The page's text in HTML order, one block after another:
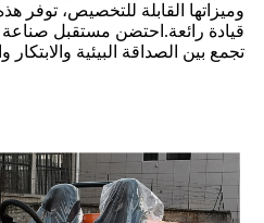
وميزاتها القابلة للتخصيص، توفر
قيادة رائعة.احتضن مستقبل صناعة
تجمع بين الصداقة البيئية والابتكار